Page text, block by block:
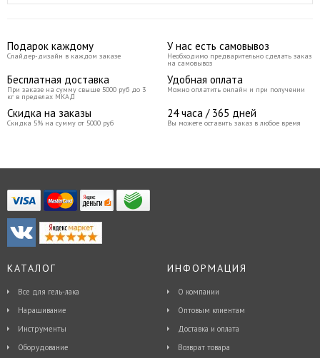
Подарок каждому
Слайдер-дизайн в каждом заказе
У нас есть самовывоз
Необходимо предварительно сделать заказ
на самовывоз
Бесплатная доставка
При заказе на сумму свыше 5000 руб до 3
кг в пределах МКАД
Удобная оплата
Можно оплатить онлайн и при получении
Скидка на заказы
Скидка 5% на сумму от 5000 руб
24 часа / 365 дней
Вы можете оставить заказ в любое время
КАТАЛОГ
Все для гель-лака
Наращивание
Инструменты
Оборудование
ИНФОРМАЦИЯ
О компании
Оптовым клиентам
Доставка и оплата
Возврат товара